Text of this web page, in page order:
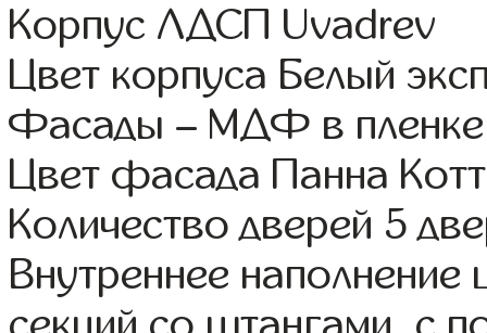
Корпус ЛДСП Uvadrev
Цвет корпуса Белый
Фасады – МДФ в
Цвет фасада Панна
Количество дверей 5
Внутреннее